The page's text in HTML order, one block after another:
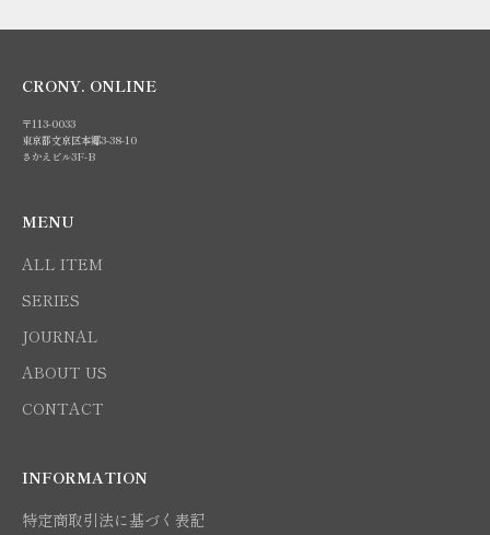
CRONY. ONLINE
〒113-0033
東京都文京区本郷3-38-10
さかえビル3F-B
MENU
ALL ITEM
SERIES
JOURNAL
ABOUT US
CONTACT
INFORMATION
特定商取引法に基づく表記